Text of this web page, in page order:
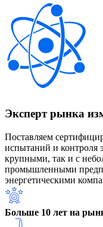
Эксперт рынка
Поставляем
испытаний и контроля
крупными, так и с
промышленными
энергетическими
Больше 10 лет на